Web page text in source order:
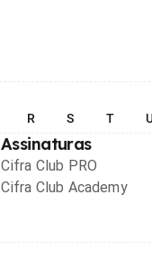
R S T
Assinaturas
Cifra Club PRO
Cifra Club Academy